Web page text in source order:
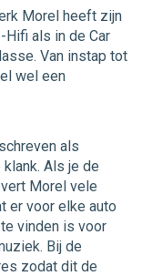
Morel heeft zijn
als in de Car
Van instap tot
wel een
als
Als je de
Morel vele
er voor elke auto
vinden is voor
Bij de
zodat dit de